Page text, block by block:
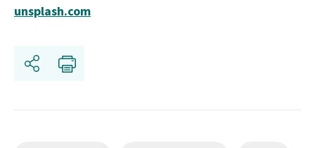
unsplash.com
Teilen